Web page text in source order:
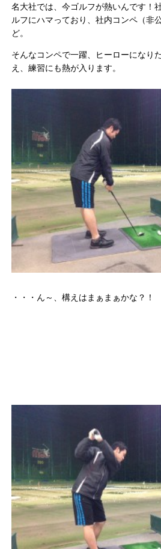
名大社では、今ゴルフが熱いんです！
ルフにハマっており、社内コンペ（非
ど。
そんなコンペで一躍、ヒーローになり
え、練習にも熱が入ります。
・・・ん～、構えはまぁまぁかな？！